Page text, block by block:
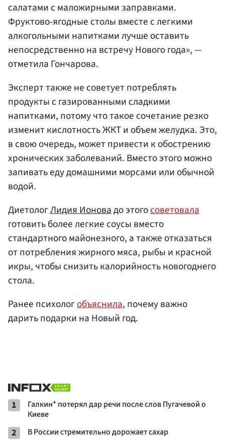
салатами с маложирными заправками.
Фруктово-ягодные столы вместе с легкими
алкогольными напитками лучше оставить
непосредственно на встречу Нового года», —
отметила Гончарова.
Эксперт также не советует потреблять
продукты с газированными сладкими
напитками, потому что такое сочетание резко
изменит кислотность ЖКТ и объем желудка. Это,
в свою очередь, может привести к обострению
хронических заболеваний. Вместо этого можно
запивать еду домашними морсами или обычной
водой.
ДиетологЛидия Ионовадо этогосоветовала
готовить более легкие соусы вместо
стандартного майонезного, а также отказаться
от потребления жирного мяса, рыбы и красной
икры, чтобы снизить калорийность новогоднего
стола.
Ранее психологобъяснила, почему важно
дарить подарки на Новый год.
1
Галкин* потерял дар речи после слов Пугачевой о
Киеве
2 В России стремительно дорожает сахар